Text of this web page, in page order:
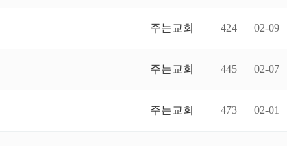
주는교회 424 02-09
주는교회 445 02-07
주는교회 473 02-01